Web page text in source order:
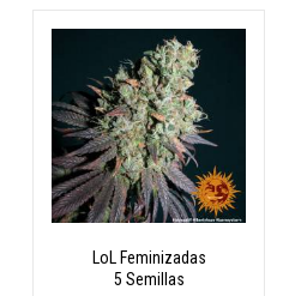
LoL Feminizadas
5 Semillas